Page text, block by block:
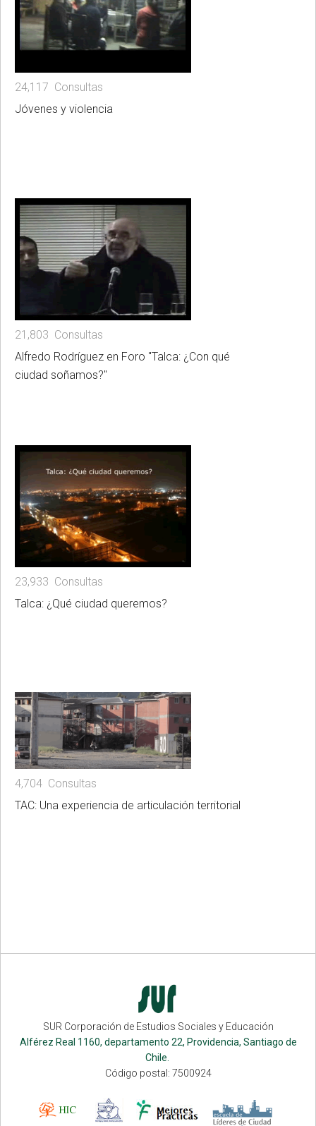
24,117 Consultas
Jóvenes y violencia
21,803 Consultas
Alfredo Rodríguez en Foro "Talca: ¿Con qué
ciudad soñamos?"
23,933 Consultas
Talca: ¿Qué ciudad queremos?
4,704 Consultas
TAC: Una experiencia de articulación territorial
SUR Corporación de Estudios Sociales y Educación
Alférez Real 1160, departamento 22, Providencia, Santiago de
Chile.
Código postal: 7500924